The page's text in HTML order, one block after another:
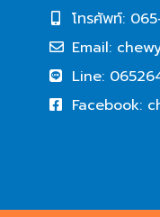
โทรศัพท์:
Email:
Line:
Facebook: